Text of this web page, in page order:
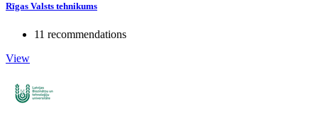
Rīgas Valsts tehnikums
11 recommendations
View